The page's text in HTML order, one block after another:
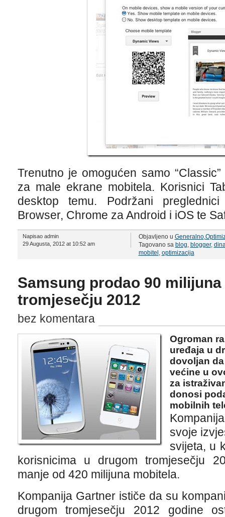
Trenutno je omogućen samo
za male ekrane mobitela. Korisnici
desktop temu. Podržani
Browser, Chrome za Android i iOS te
Napisao admin
29 Augusta, 2012 at 10:52 am
Objavljeno u Generalno,
Tagovano sa blog, blogger,
mobitel , optimizacija
Samsung prodao 90
tromjesečju 2012
bez komentara
Ogroman
uređaja u
dovoljan
većine u
za
donosi
mobilnih
svoje
svijeta, u
korisnicima u drugom tromjesečju
manje od 420 milijuna mobitela.
Kompanija Gartner ističe da su
drugom tromjesečju 2012 godine